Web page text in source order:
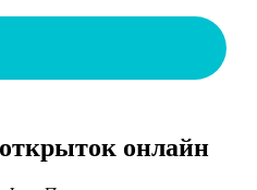
онлайн